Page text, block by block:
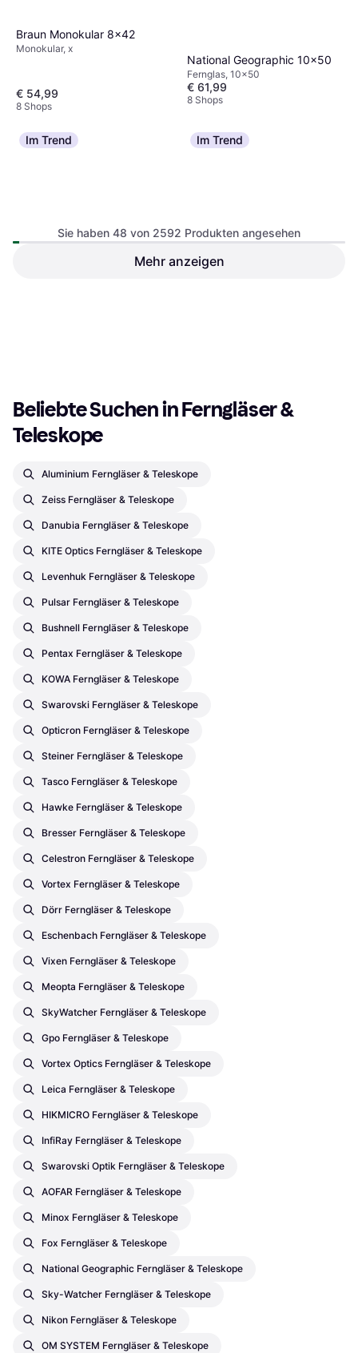
Braun Monokular 8x42
Monokular, x
€ 54,99
8 Shops
National Geographic 10x50
Fernglas, 10x50
€ 61,99
8 Shops
Im Trend Im Trend
Sie haben 48 von 2592 Produkten angesehen
Mehr anzeigen
Beliebte Suchen in Ferngläser &
Teleskope
Aluminium Ferngläser & Teleskope
Zeiss Ferngläser & Teleskope
Danubia Ferngläser & Teleskope
KITE Optics Ferngläser & Teleskope
Levenhuk Ferngläser & Teleskope
Pulsar Ferngläser & Teleskope
Bushnell Ferngläser & Teleskope
Pentax Ferngläser & Teleskope
KOWA Ferngläser & Teleskope
Swarovski Ferngläser & Teleskope
Opticron Ferngläser & Teleskope
Steiner Ferngläser & Teleskope
Tasco Ferngläser & Teleskope
Hawke Ferngläser & Teleskope
Bresser Ferngläser & Teleskope
Celestron Ferngläser & Teleskope
Vortex Ferngläser & Teleskope
Dörr Ferngläser & Teleskope
Eschenbach Ferngläser & Teleskope
Vixen Ferngläser & Teleskope
Meopta Ferngläser & Teleskope
SkyWatcher Ferngläser & Teleskope
Gpo Ferngläser & Teleskope
Vortex Optics Ferngläser & Teleskope
Leica Ferngläser & Teleskope
HIKMICRO Ferngläser & Teleskope
InfiRay Ferngläser & Teleskope
Swarovski Optik Ferngläser & Teleskope
AOFAR Ferngläser & Teleskope
Minox Ferngläser & Teleskope
Fox Ferngläser & Teleskope
National Geographic Ferngläser & Teleskope
Sky-Watcher Ferngläser & Teleskope
Nikon Ferngläser & Teleskope
OM SYSTEM Ferngläser & Teleskope